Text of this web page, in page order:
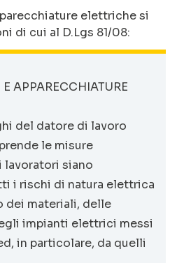
elettriche si
di cui al D.Lgs 81/08:
APPARECCHIATURE
del datore di lavoro
le misure
lavoratori siano
i rischi di natura elettrica
dei materiali, delle
impianti elettrici messi
in particolare, da quelli